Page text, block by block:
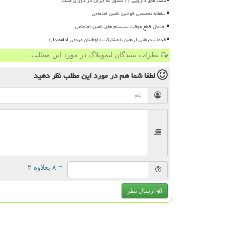
سامانه تخصصی قوانین تأمین اجتماعی
احتمال قطع موقت سیستم های تامین اجتماعی
خدمات درمانی اربعین با مشارکت داوطلبان مردمی ادامه دارد
نظرات بینندگان لیموبلاگ در مورد این مطلب
لطفا شما همدر مورد این مطلبنظر دهید
= ۸ بعلاوه ۲
ارسال نظر